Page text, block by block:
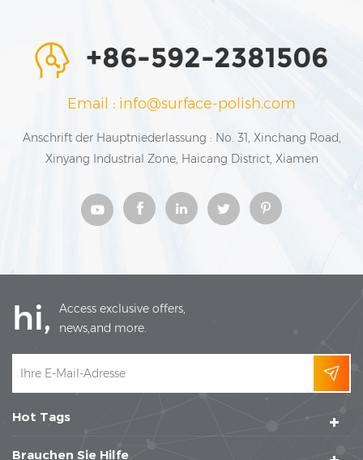
+86-592-2381506
Email : info@surface-polish.com
Anschrift der Hauptniederlassung : No. 31, Xinchang Road,
Xinyang Industrial Zone, Haicang District, Xiamen
hi,
Access exclusive offers,
news,and more.
Hot Tags
Brauchen Sie Hilfe